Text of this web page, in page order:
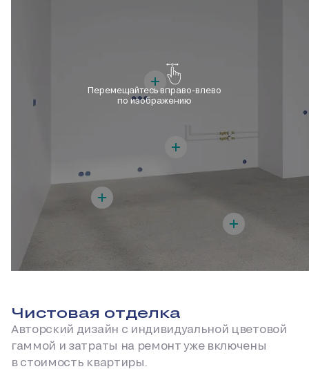
Перемещайтесь вправо-влево
по изображению
Чистовая отделка
Авторский дизайн с индивидуальной цветовой
гаммой и затраты на ремонт уже включены
в стоимость квартиры.